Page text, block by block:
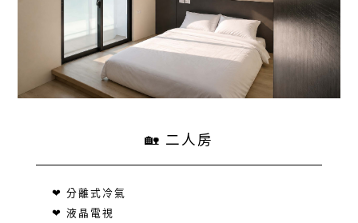
🏡 二人房
❤ 分離式冷氣
❤ 液晶電視